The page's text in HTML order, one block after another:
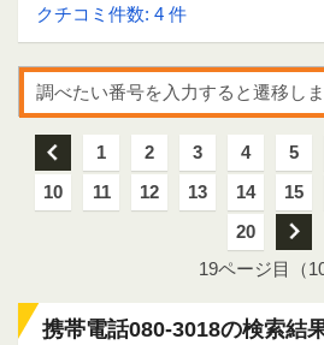
クチコミ件数: 4 件
前 1 2 3 4 5
10
11 12 13 14 15
20
次
19ページ目（
携帯電話080-3018の検索結